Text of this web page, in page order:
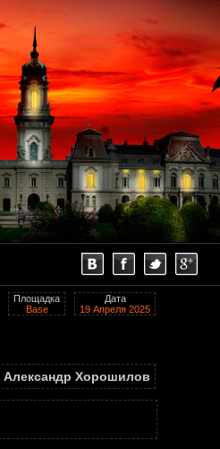
Дата
19 Апреля 2025
Площадка
Base
Александр Хорошилов